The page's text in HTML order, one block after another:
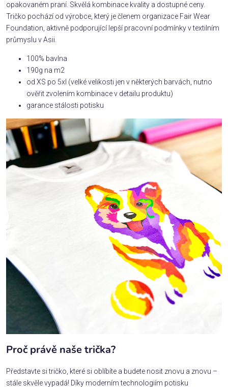
opakovaném praní. Skvělá kombinace kvality a dostupné ceny.
Tričko pochází od výrobce, který je členem organizace Fair Wear
Foundation, aktivně podporující lepší pracovní podmínky v textilním
průmyslu v Asii.
100% bavlna
190g na m2
od XS po 5xl (velké velikosti jen v některých barvách, nutno
ověřit zvolením kombinace v detailu produktu)
garance stálosti potisku
Proč právě naše trička?
Představte si tričko, které si oblíbíte a budete nosit znovu a znovu –
stále skvěle vypadá! Díky moderním technologiím potisku